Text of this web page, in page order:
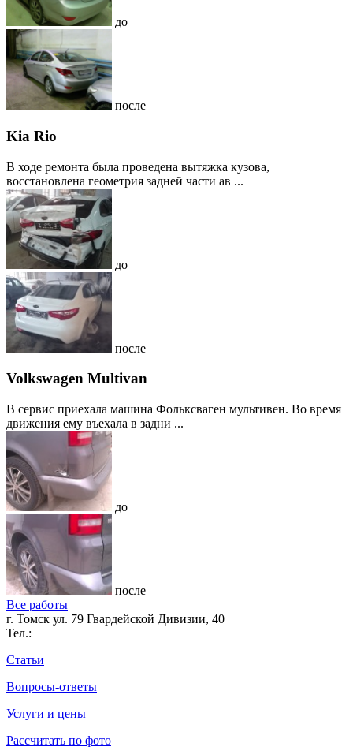
до
после
Kia Rio
В ходе ремонта была проведена вытяжка кузова,
восстановлена геометрия задней части ав ...
до
после
Volkswagen Multivan
В сервис приехала машина Фольксваген мультивен. Во время
движения ему въехала в задни ...
до
после
Все работы
г. Томск ул. 79 Гвардейской Дивизии, 40
Тел.:
Статьи
Вопросы-ответы
Услуги и цены
Рассчитать по фото